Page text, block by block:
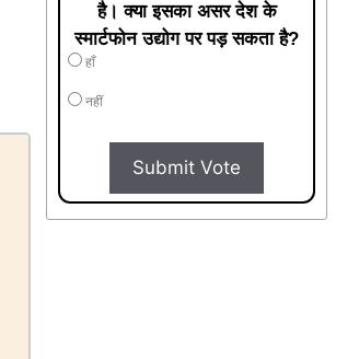
है। क्या इसका असर देश के
स्मार्टफोन उद्योग पर पड़ सकता है?
हाँ
नहीं
Submit Vote